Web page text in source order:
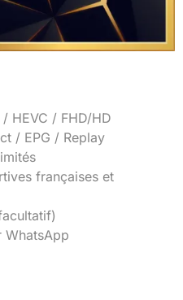
HEVC / FHD/HD
/ EPG / Replay
françaises et
WhatsApp